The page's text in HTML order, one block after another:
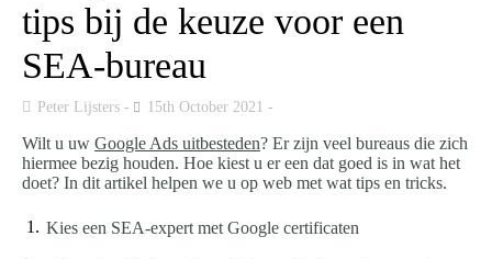
tips bij de keuze voor een
SEA-bureau
Peter Lijsters 15th October 2021
Wilt u uw Google Ads uitbesteden? Er zijn veel bureaus die zich
hiermee bezig houden. Hoe kiest u er een dat goed is in wat het
doet? In dit artikel helpen we u op web met wat tips en tricks.
Kies een SEA-expert met Google certificaten